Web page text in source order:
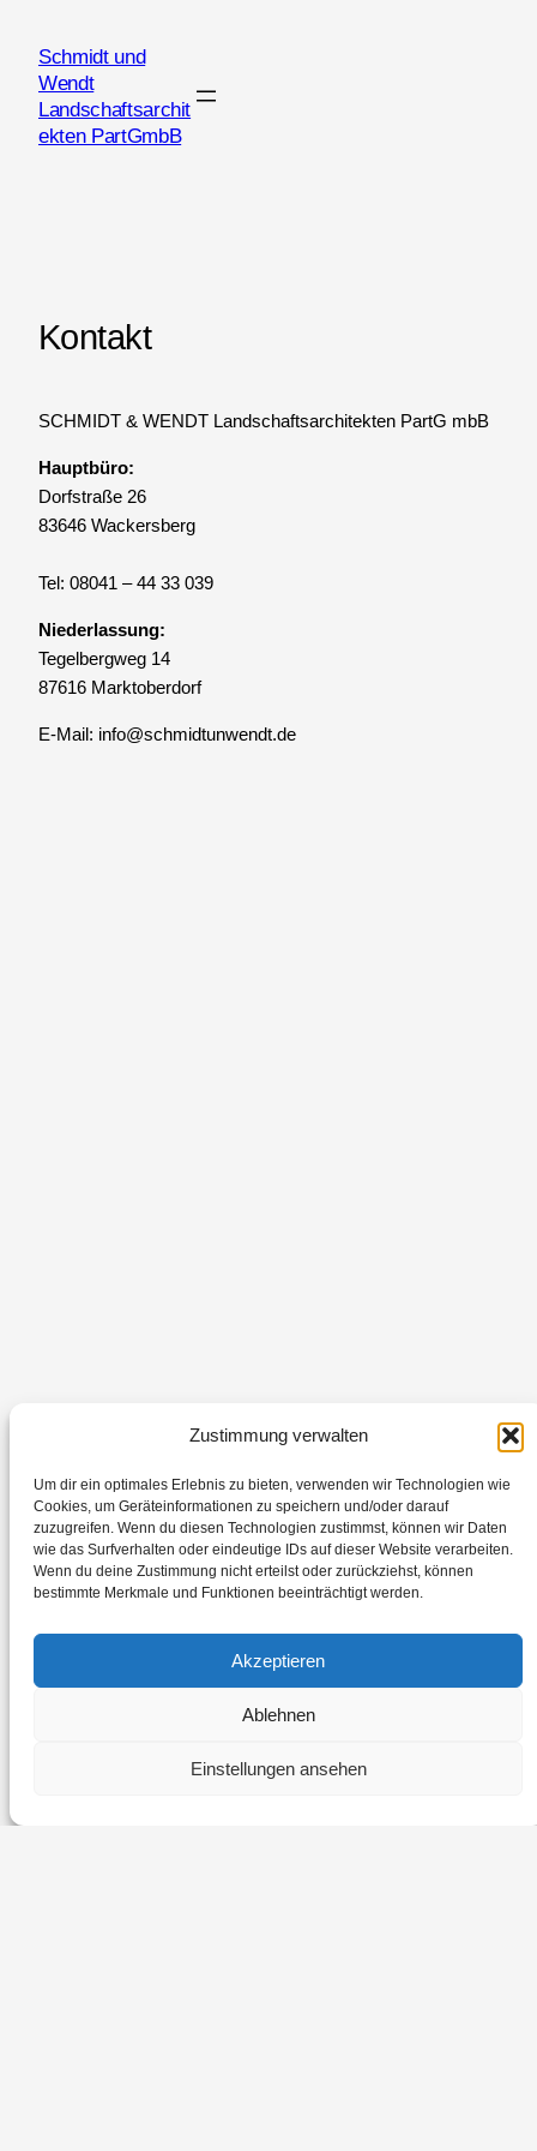
Zustimmung verwalten
Um dir ein optimales Erlebnis zu bieten, verwenden wir Technologien wie
Cookies, um Geräteinformationen zu speichern und/oder darauf
zuzugreifen. Wenn du diesen Technologien zustimmst, können wir Daten
wie das Surfverhalten oder eindeutige IDs auf dieser Website verarbeiten.
Wenn du deine Zustimmung nicht erteilst oder zurückziehst, können
bestimmte Merkmale und Funktionen beeinträchtigt werden.
Akzeptieren
Ablehnen
Einstellungen ansehen
Schmidt und
Wendt
Landschaftsarchit
ekten PartGmbB
Kontakt
SCHMIDT & WENDT Landschaftsarchitekten PartG mbB
Hauptbüro:
Dorfstraße 26
83646 Wackersberg
Tel: 08041 – 44 33 039
Niederlassung:
Tegelbergweg 14
87616 Marktoberdorf
E-Mail: info@schmidtunwendt.de
© SCHMIDT & WENDT
Landschaftsarchitekten PartGmbB
87616 Marktoberdorf